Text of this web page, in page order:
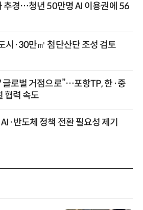
추경…청년 50만명 AI 이용권에 56
시·30만㎡ 첨단산단 조성 검토
글로벌 거점으로”…포항TP, 한·중
협력 속도
반도체 정책 전환 필요성 제기